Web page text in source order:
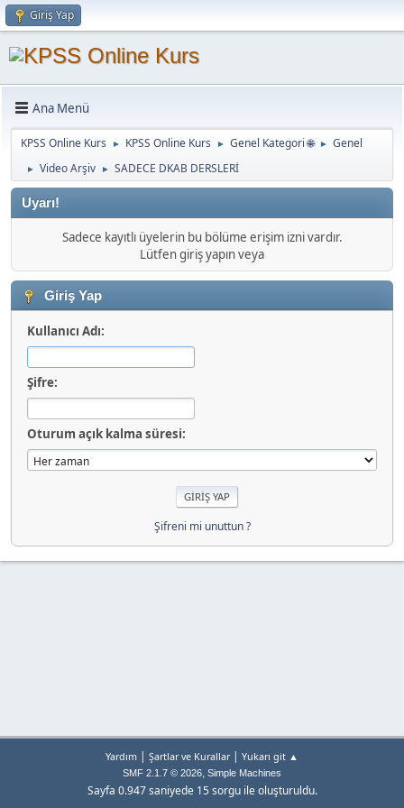
Giriş Yap
Ana Menü
KPSS Online Kurs ► KPSS Online Kurs ► Genel Kategori 🌐 ► Genel
► Video Arşiv ► SADECE DKAB DERSLERİ
Uyarı!
Sadece kayıtlı üyelerin bu bölüme erişim izni vardır.
Lütfen giriş yapın veya
Giriş Yap
Kullanıcı Adı:
Şifre:
Oturum açık kalma süresi:
Şifreni mi unuttun ?
Yardım | Şartlar ve Kurallar| Yukarı git ▲
SMF 2.1.7 © 2026, Simple Machines
Sayfa 0.947 saniyede 15 sorgu ile oluşturuldu.